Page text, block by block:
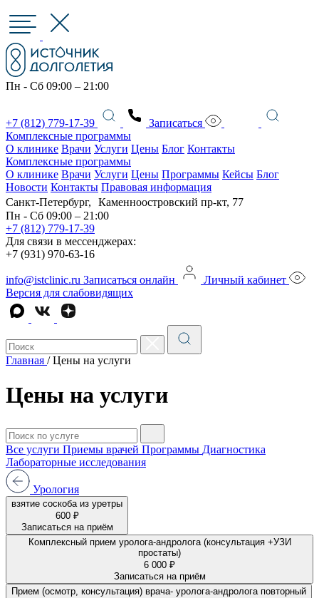
Пн - Сб 09:00 – 21:00
+7 (812) 779-17-39
Записаться
Комплексные программы
О клинике Врачи Услуги Цены Блог Контакты
Комплексные программы
О клинике Врачи Услуги Цены Программы Кейсы Блог
Новости Контакты Правовая информация
Санкт-Петербург, Каменноостровский пр-кт, 77
Пн - Сб 09:00 – 21:00
+7 (812) 779-17-39
Для связи в мессенджерах:
+7 (931) 970-63-16
info@istclinic.ru Записаться онлайн
Личный кабинет
Версия для слабовидящих
Главная / Цены на услуги
Цены на услуги
Все услуги Приемы врачей Программы Диагностика
Лабораторные исследования
Урология
взятие соскоба из уретры
600 ₽
Записаться на приём
Комплексный прием уролога-андролога (консультация +УЗИ
простаты)
6 000 ₽
Записаться на приём
Прием (осмотр, консультация) врача- уролога-андролога повторный